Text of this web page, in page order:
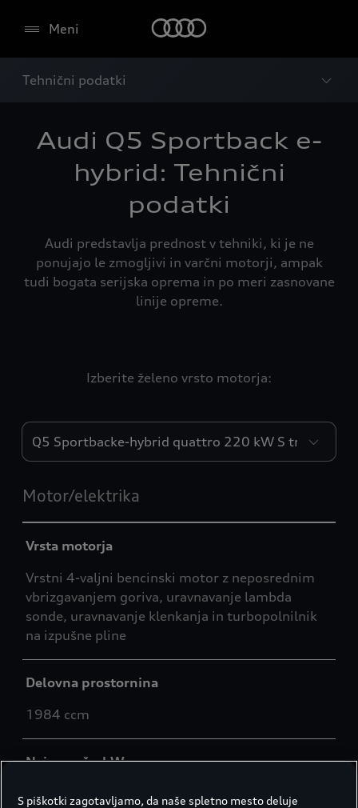
Meni
Tehnični podatki
Audi Q5 Sportback e-
hybrid: Tehnični
podatki
Audi predstavlja prednost v tehniki, ki je ne
ponujajo le zmogljivi in varčni motorji, ampak
tudi bogata serijska oprema in po meri zasnovane
linije opreme.
Izberite želeno vrsto motorja:
Motorji
Motor/elektrika
Vrsta motorja
Vrstni 4-valjni bencinski motor z neposrednim
vbrizgavanjem goriva, uravnavanje lambda
sonde, uravnavanje klenkanja in turbopolnilnik
na izpušne pline
Delovna prostornina
1984 ccm
Najv. moč v kW
185 kW
S piškotki zagotavljamo, da naše spletno mesto deluje